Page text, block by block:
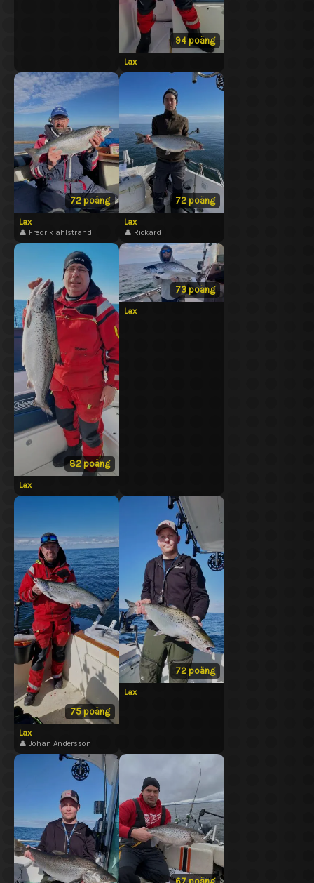
94 poäng
Lax
72 poäng
Lax
👤 Fredrik ahlstrand
72 poäng
Lax
👤 Rickard
82 poäng
Lax
73 poäng
Lax
75 poäng
Lax
👤 Johan Andersson
72 poäng
Lax